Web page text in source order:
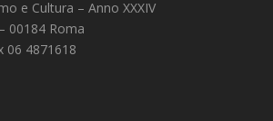
e Cultura – Anno XXXIV
00184 Roma
06 4871618